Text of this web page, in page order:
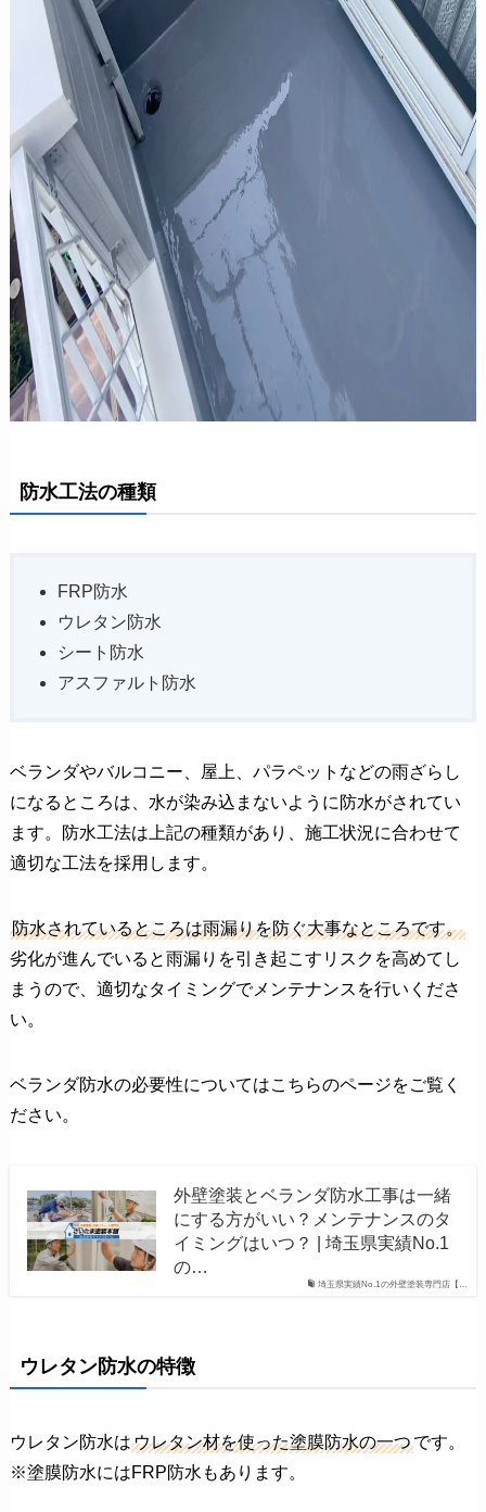
防水工法の種類
FRP防水
ウレタン防水
シート防水
アスファルト防水
ベランダやバルコニー、屋上、パラペットなどの雨ざらし
になるところは、水が染み込まないように防水がされてい
ます。防水工法は上記の種類があり、施工状況に合わせて
適切な工法を採用します。
防水されているところは雨漏りを防ぐ大事なところです。
劣化が進んでいると雨漏りを引き起こすリスクを高めてし
まうので、適切なタイミングでメンテナンスを行いくださ
い。
ベランダ防水の必要性についてはこちらのページをご覧く
ださい。
埼玉県実績No.1の外壁塗装専門店【…
外壁塗装とベランダ防水工事は一緒
にする方がいい？メンテナンスのタ
イミングはいつ？ | 埼玉県実績No.1
の…
ウレタン防水の特徴
ウレタン防水はウレタン材を使った塗膜防水の一つです。
※塗膜防水にはFRP防水もあります。